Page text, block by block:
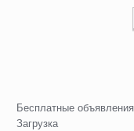
Бесплатные объявления
Загрузка